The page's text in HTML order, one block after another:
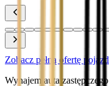
Zobacz pełną ofertę
Wynajem auta